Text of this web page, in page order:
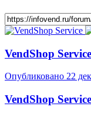
VendShop Service
Опубликовано 22
VendShop Service